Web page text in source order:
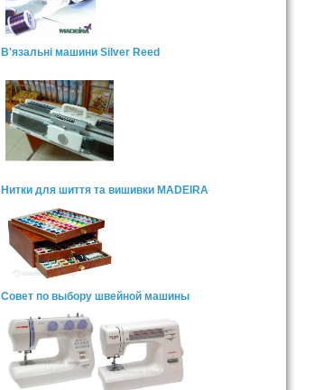
В'язальні машини Silver Reed
Нитки для шиття та вишивки MADEIRA
Совет по выбору швейной машины